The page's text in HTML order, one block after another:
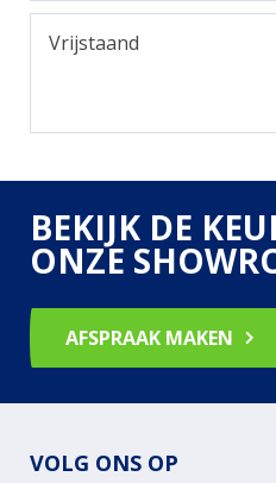
Vrijstaand
BEKIJK DE
ONZE
AFSPRAAK MAKEN
VOLG ONS OP